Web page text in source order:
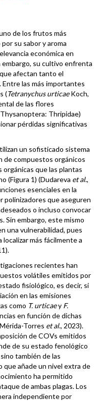
de los frutos más
su sabor y aroma
económica en
su cultivo enfrenta
afectan tanto el
las más importantes
(Tetranychus urticaeKoch,
de las flores
Thripidae)
pérdidas significativas
un sofisticado sistema
de compuestos orgánicos
orgánicas que las plantas
(Figura 1) (Dudareva et al.,
esenciales en la
polinizadores que aseguren
o incluso convocar
Sin embargo, este mismo
una vulnerabilidad, pues
más fácilmente a
recientes han
volátiles emitidos por
fisiológico, es decir, si
en las emisiones
como T. urticaey F.
en función de dichas
Torres et al., 2023).
de COVs emitidos
de su estado fenológico
también de las
que añade un nivel extra de
ha permitido
de ambas plagas. Los
independiente por